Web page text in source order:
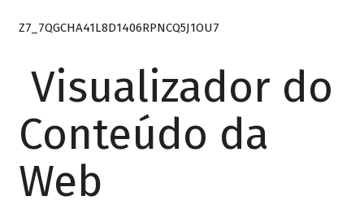
Z7_7QGCHA41L8D1406RPNCQ5J1OU7
Visualizador do
Conteúdo da
Web